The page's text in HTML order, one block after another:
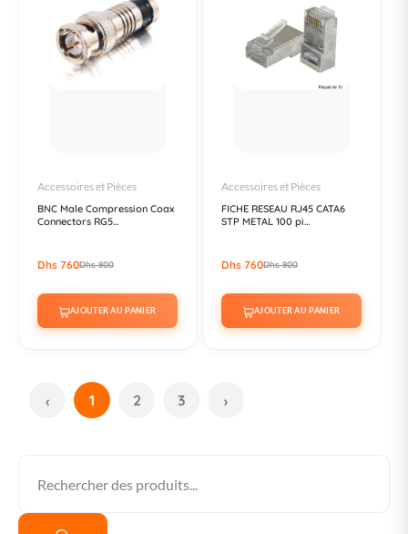
Accessoires et Pièces
BNC Male Compression Coax
Connectors RG5...
Dhs 760Dhs 800
AJOUTER AU PANIER
Accessoires et Pièces
FICHE RESEAU RJ45 CATA6
STP METAL 100 pi...
Dhs 760Dhs 800
AJOUTER AU PANIER
‹ 1 2 3 ›